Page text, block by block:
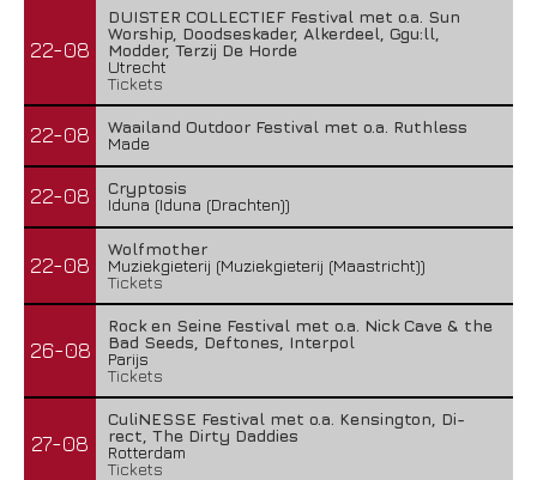
22-08
DUISTER COLLECTIEF Festival met o.a. Sun
Worship, Doodseskader, Alkerdeel, Ggu:ll,
Modder, Terzij De Horde
Utrecht
Tickets
22-08
Waailand Outdoor Festival met o.a. Ruthless
Made
22-08
Cryptosis
Iduna (Iduna (Drachten))
22-08
Wolfmother
Muziekgieterij (Muziekgieterij (Maastricht))
Tickets
26-08
Rock en Seine Festival met o.a. Nick Cave & the
Bad Seeds, Deftones, Interpol
Parijs
Tickets
27-08
CuliNESSE Festival met o.a. Kensington, Di-
rect, The Dirty Daddies
Rotterdam
Tickets